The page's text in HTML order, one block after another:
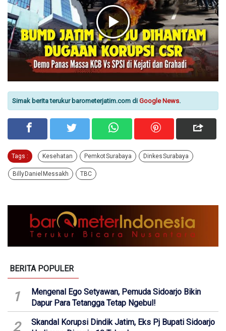
Simak berita terukur barometerjatim.com di Google News.
Tags : Kesehatan Pemkot Surabaya Dinkes Surabaya
Billy Daniel Messakh TBC
BERITA POPULER
1
Mengenal Ego Setyawan, Pemuda Sidoarjo Bikin
Dapur Para Tetangga Tetap Ngebul!
2
Skandal Korupsi Dindik Jatim, Eks Pj Bupati Sidoarjo